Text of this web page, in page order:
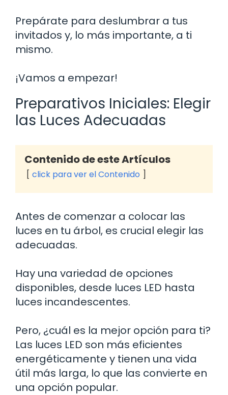
Prepárate para deslumbrar a tus
invitados y, lo más importante, a ti
mismo.
¡Vamos a empezar!
Preparativos Iniciales: Elegir
las Luces Adecuadas
Contenido de este Artículos
click para ver el Contenido
Antes de comenzar a colocar las
luces en tu árbol, es crucial elegir las
adecuadas.
Hay una variedad de opciones
disponibles, desde luces LED hasta
luces incandescentes.
Pero, ¿cuál es la mejor opción para ti?
Las luces LED son más eficientes
energéticamente y tienen una vida
útil más larga, lo que las convierte en
una opción popular.